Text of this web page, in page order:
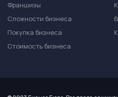
Франшизы
Сложности бизнеса
Покупка бизнеса
Стоимость бизнеса